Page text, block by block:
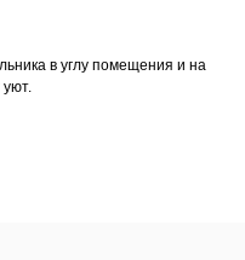
в углу помещения и на
уют.